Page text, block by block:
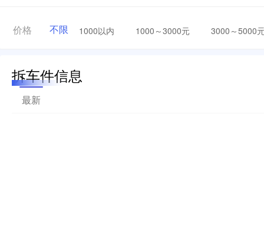
价格 不限 1000以内 1000～3000元 3000～5000
拆车件信息
最新